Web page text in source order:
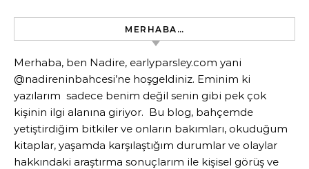
MERHABA…
Merhaba, ben Nadire, earlyparsley.com yani
@nadireninbahcesi’ne hoşgeldiniz. Eminim ki
yazılarım sadece benim değil senin gibi pek çok
kişinin ilgi alanına giriyor. Bu blog, bahçemde
yetiştirdiğim bitkiler ve onların bakımları, okuduğum
kitaplar, yaşamda karşılaştığım durumlar ve olaylar
hakkındaki araştırma sonuçlarım ile kişisel görüş ve